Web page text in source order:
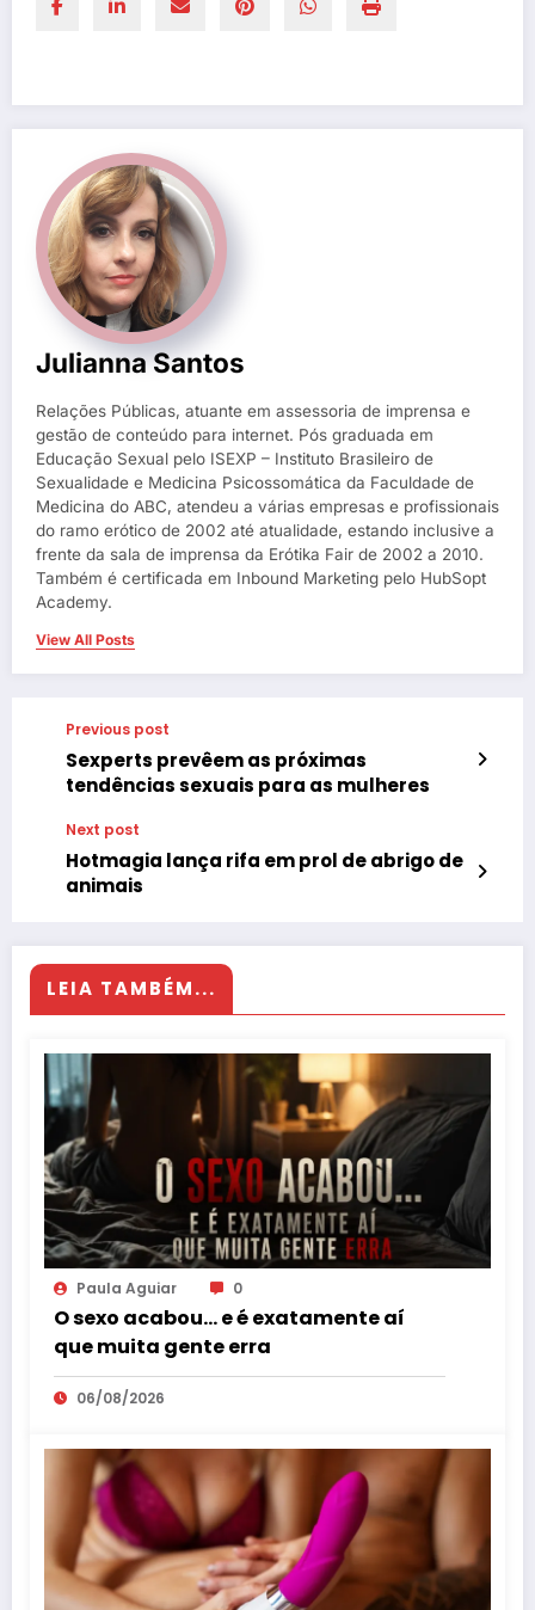
Julianna Santos
Relações Públicas, atuante em assessoria de imprensa e
gestão de conteúdo para internet. Pós graduada em
Educação Sexual pelo ISEXP – Instituto Brasileiro de
Sexualidade e Medicina Psicossomática da Faculdade de
Medicina do ABC, atendeu a várias empresas e profissionais
do ramo erótico de 2002 até atualidade, estando inclusive a
frente da sala de imprensa da Erótika Fair de 2002 a 2010.
Também é certificada em Inbound Marketing pelo HubSopt
Academy.
View All Posts
Previous post
Sexperts prevêem as próximas
tendências sexuais para as mulheres
Next post
Hotmagia lança rifa em prol de abrigo de
animais
LEIA TAMBÉM...
Paula Aguiar 0
O sexo acabou… e é exatamente aí
que muita gente erra
06/08/2026